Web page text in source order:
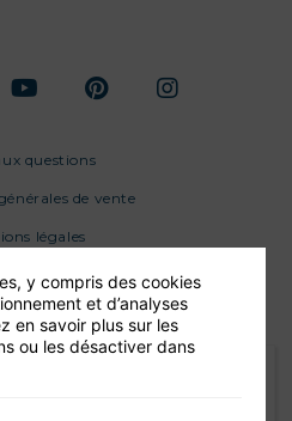
questions
de vente
légales
y compris des cookies
et d’analyses
en savoir plus sur les
ou les désactiver dans